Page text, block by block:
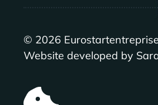
© 2026
Website developed by